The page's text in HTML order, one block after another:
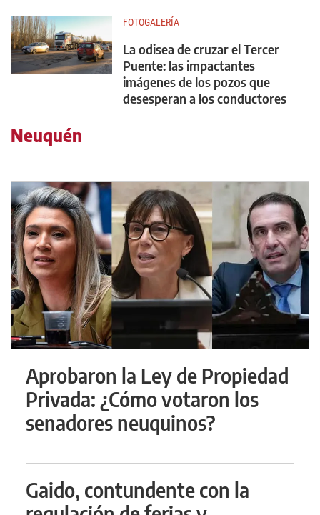
FOTOGALERÍA
La odisea de cruzar el Tercer
Puente: las impactantes
imágenes de los pozos que
desesperan a los conductores
Neuquén
Aprobaron la Ley de Propiedad
Privada: ¿Cómo votaron los
senadores neuquinos?
Gaido, contundente con la